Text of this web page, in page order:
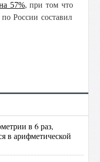
57%, при том что
России составил
в 6 раз,
в арифметической